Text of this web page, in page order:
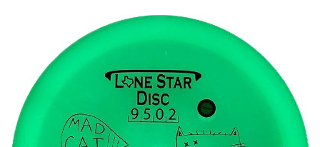
images
gallery